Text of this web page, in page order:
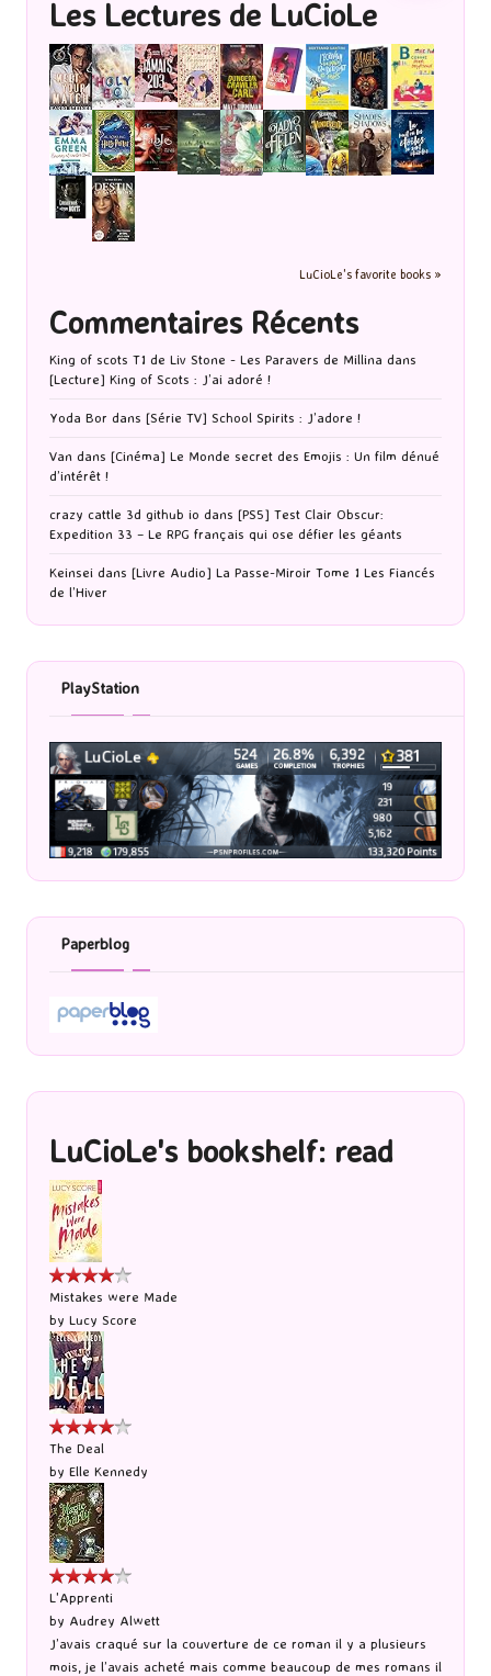
Les Lectures de LuCioLe
LuCioLe's favorite books »
Commentaires Récents
King of scots T1 de Liv Stone - Les Paravers de Millina dans
[Lecture] King of Scots : J’ai adoré !
Yoda Bor dans [Série TV] School Spirits : J’adore !
Van dans [Cinéma] Le Monde secret des Emojis : Un film dénué
d’intérêt !
crazy cattle 3d github io dans [PS5] Test Clair Obscur:
Expedition 33 – Le RPG français qui ose défier les géants
Keinsei dans [Livre Audio] La Passe-Miroir Tome 1 Les Fiancés
de l’Hiver
PlayStation
Paperblog
LuCioLe's bookshelf: read
Mistakes were Made
by Lucy Score
The Deal
by Elle Kennedy
L'Apprenti
by Audrey Alwett
J’avais craqué sur la couverture de ce roman il y a plusieurs
mois, je l’avais acheté mais comme beaucoup de mes romans il